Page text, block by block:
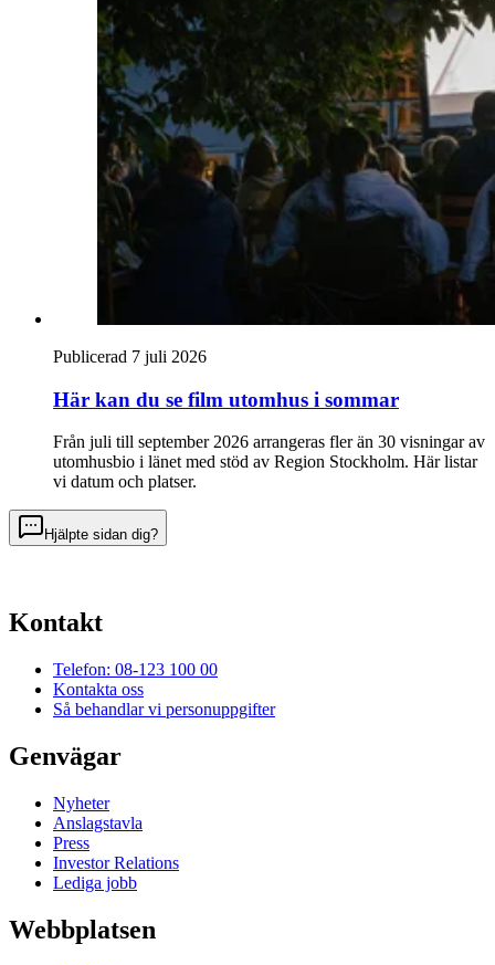
Publicerad 7 juli 2026
Här kan du se film utomhus i sommar
Från juli till september 2026 arrangeras fler än 30 visningar av
utomhusbio i länet med stöd av Region Stockholm. Här listar
vi datum och platser.
Hjälpte sidan dig?
Kontakt
Telefon: 08-123 100 00
Kontakta oss
Så behandlar vi personuppgifter
Genvägar
Nyheter
Anslagstavla
Press
Investor Relations
Lediga jobb
Webbplatsen